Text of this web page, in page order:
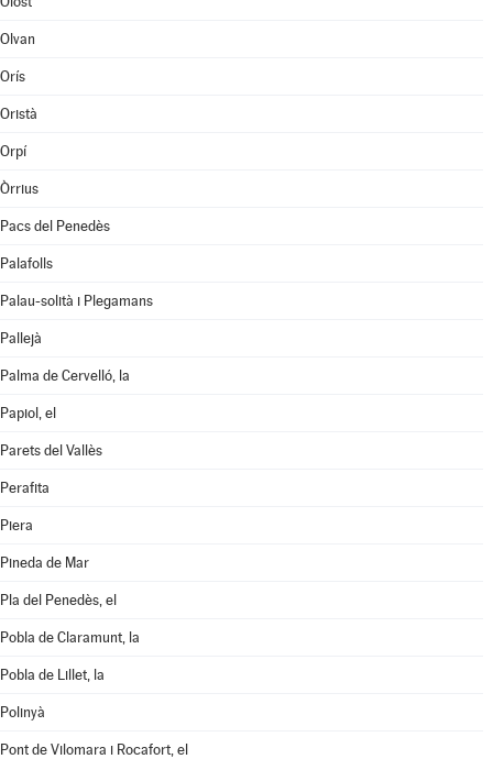
Olvan
Orís
Oristà
Orpí
Òrrius
Pacs del Penedès
Palafolls
Palau-solità i Plegamans
Pallejà
Palma de Cervelló, la
Papiol, el
Parets del Vallès
Perafita
Piera
Pineda de Mar
Pla del Penedès, el
Pobla de Claramunt, la
Pobla de Lillet, la
Polinyà
Pont de Vilomara i Rocafort, el